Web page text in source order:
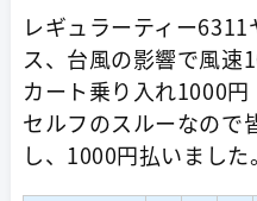
レギュラーティー
ス、台風の影響で風速
カート乗り入れ1000円
セルフのスルーなので
し、1000円払いました。